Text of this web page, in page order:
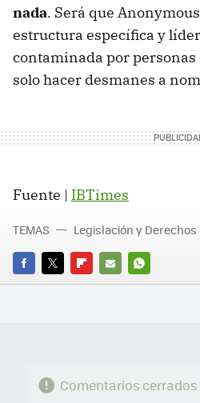
nada. Será que
estructura específica y
contaminada por personas
solo hacer desmanes a
Fuente | IBTimes
FACEBOOK
TWITTERFLIPBOARD
E-
WHATSAPP
TEMAS Legislación y Derechos
Comentarios cerrados